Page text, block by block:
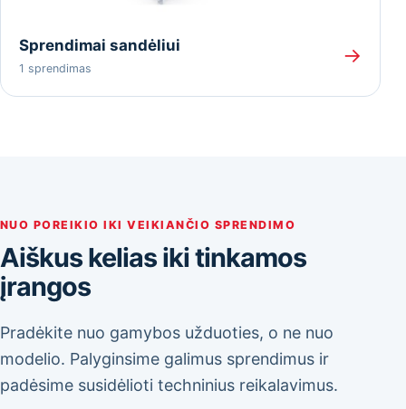
Sprendimai sandėliui
1 sprendimas
→
NUO POREIKIO IKI VEIKIANČIO SPRENDIMO
Aiškus kelias iki tinkamos
įrangos
Pradėkite nuo gamybos užduoties, o ne nuo
modelio. Palyginsime galimus sprendimus ir
padėsime susidėlioti techninius reikalavimus.